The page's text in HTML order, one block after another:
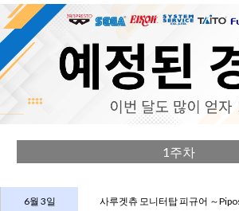
1주차
6월 3일 사루겟츄 모니터탑 피규어 ～